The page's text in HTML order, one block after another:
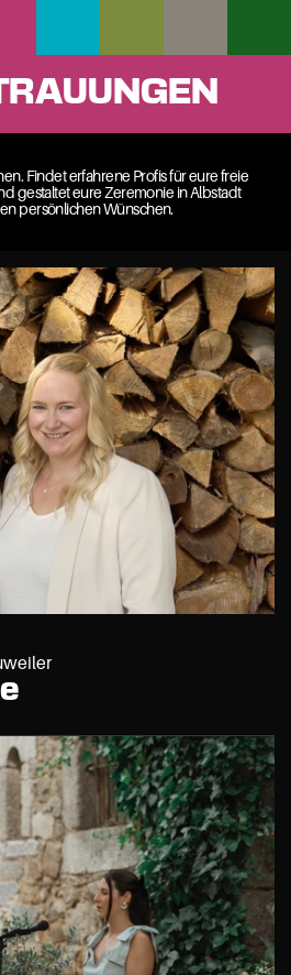
Findet erfahrene Profis für eure freie
gestaltet eure Zeremonie in Albstadt
persönlichen Wünschen.